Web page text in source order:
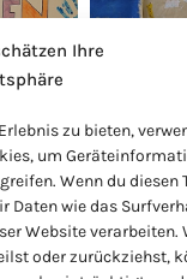
Ihre
zu bieten,
um
Wenn du diesen
Daten wie das
Website verarbeiten.
oder zurückziehst,